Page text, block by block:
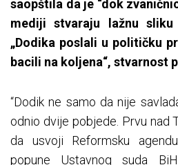
saopštila da je “dok
mediji stvaraju lažnu
„Dodika poslali u političku
bacili na koljena“, stvarnost
“Dodik ne samo da nije
odnio dvije pobjede. Prvu nad
da usvoji Reformsku
popune Ustavnog suda